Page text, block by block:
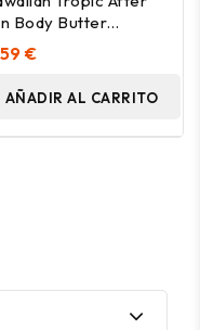
Body Butter
250Ml
€
AÑADIR AL CARRITO